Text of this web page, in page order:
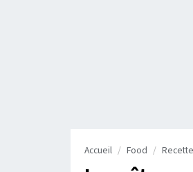
Accueil Food